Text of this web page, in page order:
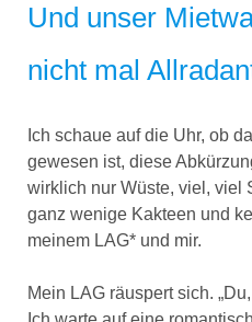
Und unser
nicht mal
Ich schaue auf die Uhr, ob
gewesen ist, diese
wirklich nur Wüste, viel, viel
ganz wenige Kakteen und
meinem LAG* und mir.
Mein LAG räuspert sich.